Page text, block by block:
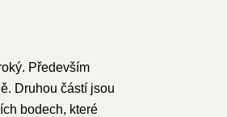
Především
Druhou částí jsou
bodech, které